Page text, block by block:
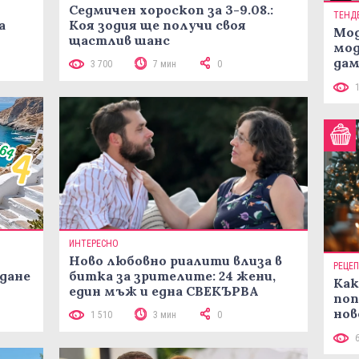
Седмичен хороскоп за 3-9.08.:
Коя зодия ще получи своя
щастлив шанс
3 700 7 мин 0
ИНТЕРЕСНО
Ново любовно риалити влиза в
битка за зрителите: 24 жени,
един мъж и една СВЕКЪРВА
1 510 3 мин 0